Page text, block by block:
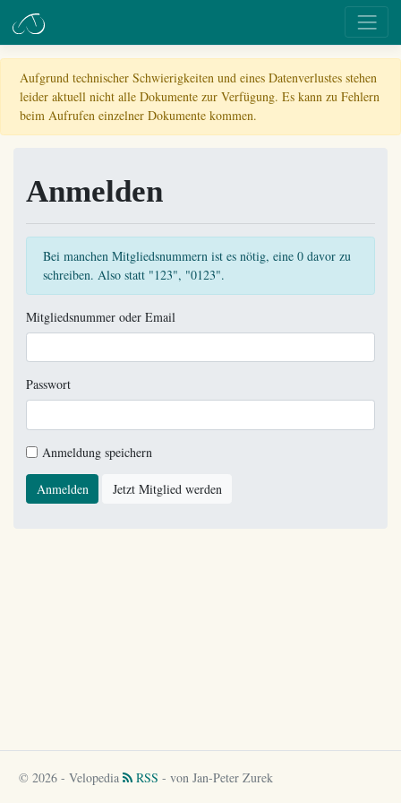
Aufgrund technischer Schwierigkeiten und eines Datenverlustes stehen
leider aktuell nicht alle Dokumente zur Verfügung. Es kann zu Fehlern
beim Aufrufen einzelner Dokumente kommen.
Anmelden
Bei manchen Mitgliedsnummern ist es nötig, eine 0 davor zu
schreiben. Also statt "123", "0123".
Mitgliedsnummer oder Email
Passwort
Anmeldung speichern
Anmelden Jetzt Mitglied werden
© 2026 - Velopedia RSS - von Jan-Peter Zurek